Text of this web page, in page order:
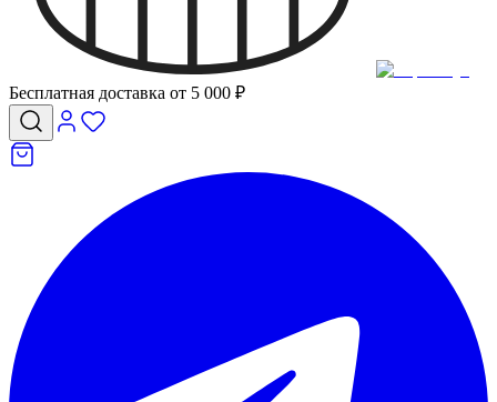
Бесплатная доставка от 5 000 ₽